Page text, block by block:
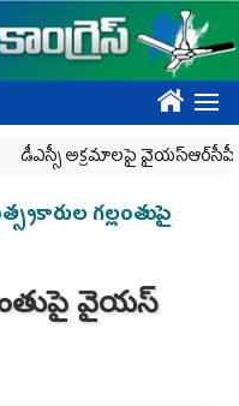
????
అక్రమాలపై వైయ‌స్ఆర్‌సీపీ
గల్లంతుపై
వైయస్‌